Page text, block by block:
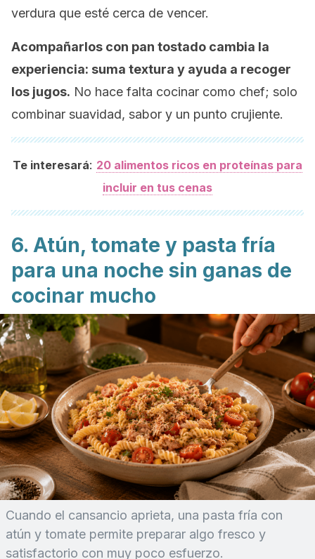
verdura que esté cerca de vencer.
Acompañarlos con pan tostado cambia la
experiencia: suma textura y ayuda a recoger
los jugos. No hace falta cocinar como chef; solo
combinar suavidad, sabor y un punto crujiente.
Te interesará: 20 alimentos ricos en proteínas para
incluir en tus cenas
6. Atún, tomate y pasta fría
para una noche sin ganas de
cocinar mucho
Cuando el cansancio aprieta, una pasta fría con
atún y tomate permite preparar algo fresco y
satisfactorio con muy poco esfuerzo.